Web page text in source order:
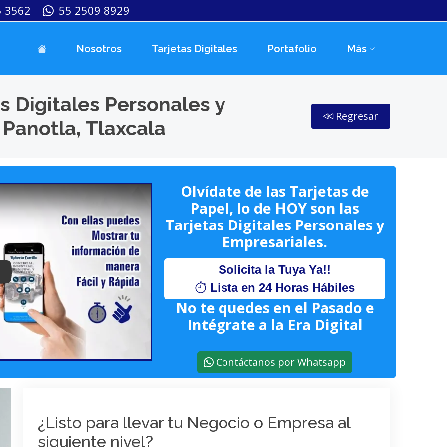
3562 55 2509 8929
Nosotros Tarjetas Digitales Portafolio Más
Digitales Personales y
Tlaxcala
Regresar
Keynote (Google I/O '18)
Olvídate de las Tarjetas de
Papel, lo de HOY son las
Tarjetas Digitales Personales y
Empresariales.
Solicita la Tuya Ya!!
Lista en 24 Horas Hábiles
No te quedes en el Pasado e
Intégrate a la Era Digital
Contáctanos por Whatsapp
¿Listo para llevar tu Negocio o Empresa al
siguiente nivel?